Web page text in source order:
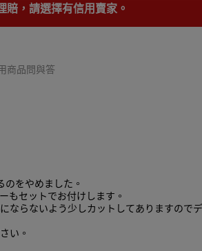
，請選擇有信用賣家。
商品問與答
をやめました。
もセットでお付けします。
らないよう少しカットしてありますので
い。